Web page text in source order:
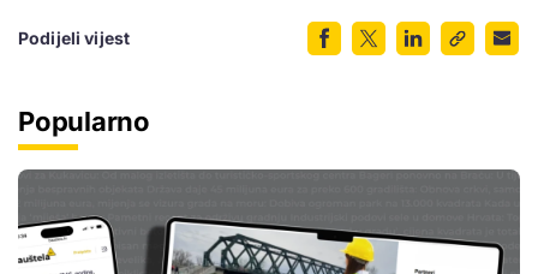
Podijeli vijest
Popularno